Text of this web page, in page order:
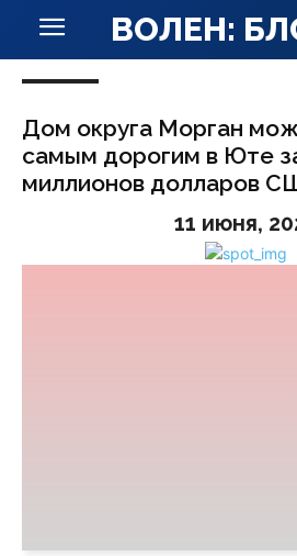
ВОЛЕН:
Дом округа Морган
самым дорогим в Юте
миллионов долларов
11 июня,